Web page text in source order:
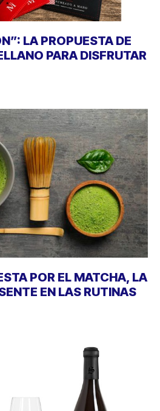
LA PROPUESTA DE
PARA DISFRUTAR
POR EL MATCHA, LA
EN LAS RUTINAS